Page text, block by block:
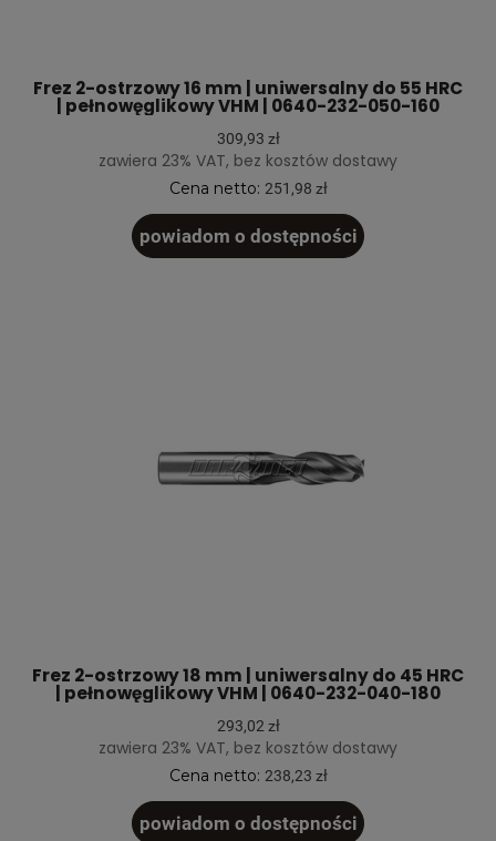
Frez 2-ostrzowy 16 mm | uniwersalny do 55 HRC
| pełnowęglikowy VHM | 0640-232-050-160
309,93 zł
zawiera 23% VAT, bez kosztów dostawy
Cena netto: 251,98 zł
powiadom o dostępności
Frez 2-ostrzowy 18 mm | uniwersalny do 45 HRC
| pełnowęglikowy VHM | 0640-232-040-180
293,02 zł
zawiera 23% VAT, bez kosztów dostawy
Cena netto: 238,23 zł
powiadom o dostępności